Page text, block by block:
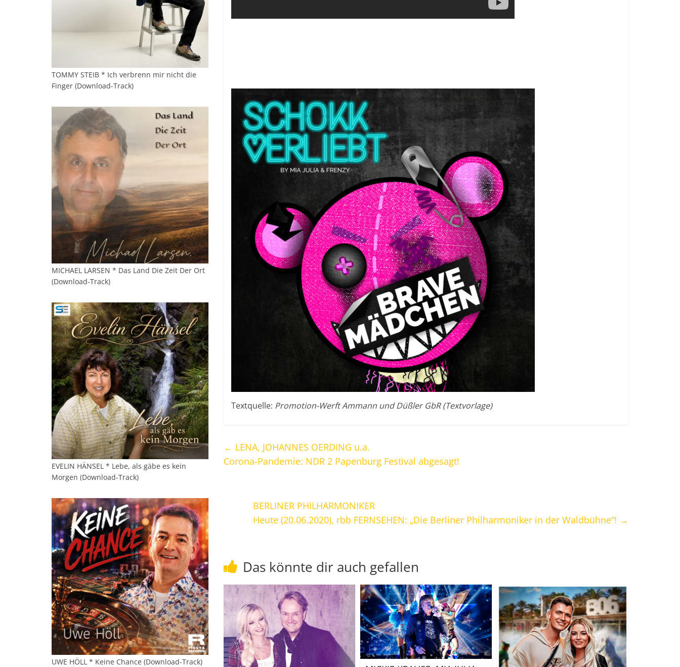
Textquelle: Promotion-Werft Ammann und Düßler GbR (Textvorlage)
← LENA, JOHANNES OERDING u.a.
Corona-Pandemie: NDR 2 Papenburg Festival abgesagt!
BERLINER PHILHARMONIKER
Heute (20.06.2020), rbb FERNSEHEN: „Die Berliner Philharmoniker in der Waldbühne“! →
Das könnte dir auch gefallen
TOMMY STEIB * Ich verbrenn mir nicht die
Finger (Download-Track)
MICHAEL LARSEN * Das Land Die Zeit Der Ort
(Download-Track)
EVELIN HÄNSEL * Lebe, als gäbe es kein
Morgen (Download-Track)
UWE HÖLL * Keine Chance (Download-Track)